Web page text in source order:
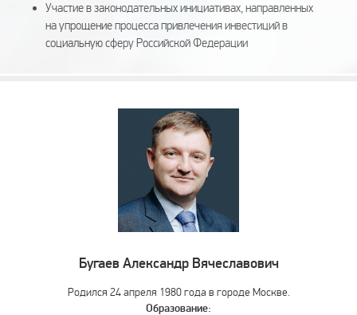
Участие в законодательных инициативах, направленных
на упрощение процесса привлечения инвестиций в
социальную сферу Российской Федерации
Бугаев Александр Вячеславович
Родился 24 апреля 1980 года в городе Москве.
Образование: